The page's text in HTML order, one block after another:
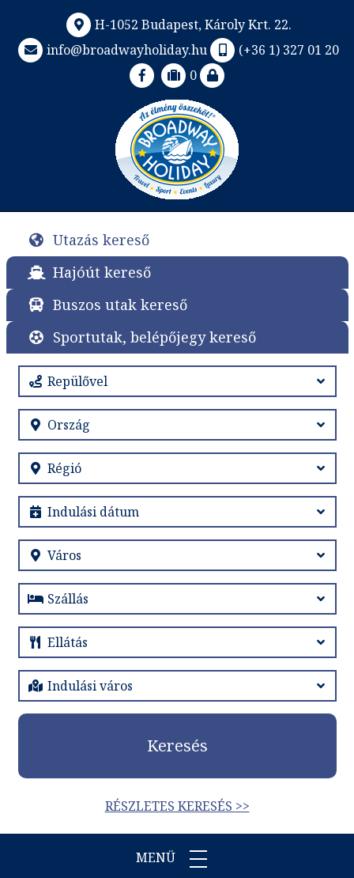
H-1052 Budapest, Károly Krt. 22.
info@broadwayholiday.hu
(+36 1) 327 01 20
0
Utazás kereső
Hajóút kereső
Buszos utak kereső
Sportutak, belépőjegy kereső
Keresés
RÉSZLETES KERESÉS >>
MENÜ